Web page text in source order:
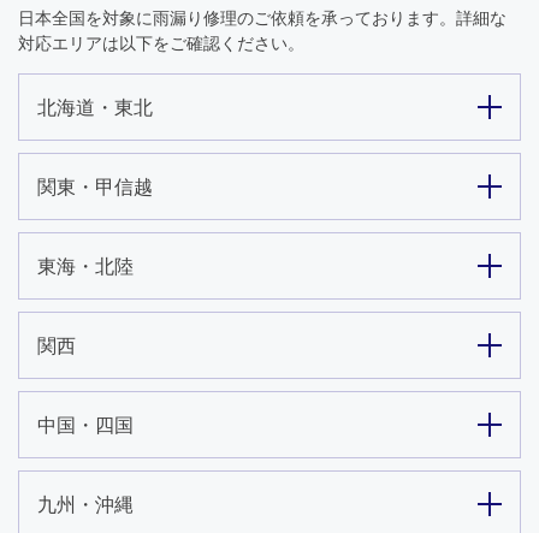
日本全国を対象に雨漏り修理のご依頼を承っております。詳細な
対応エリアは以下をご確認ください。
北海道・東北
関東・甲信越
東海・北陸
関西
中国・四国
九州・沖縄